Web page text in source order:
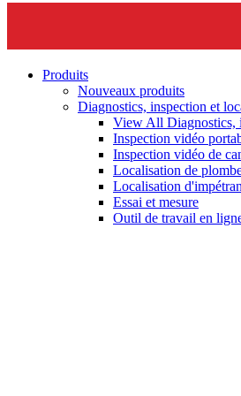
Produits
Nouveaux produits
Diagnostics, inspection et
View All Diagnostics,
Inspection vidéo
Inspection vidéo de
Localisation de
Localisation
Essai et mesure
Outil de travail en